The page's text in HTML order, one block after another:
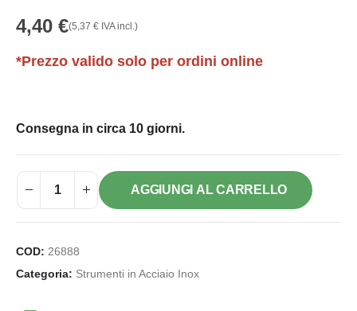
4,40 €(5,37 € IVA incl.)
*Prezzo valido solo per ordini online
Consegna in circa 10 giorni.
AGGIUNGI AL CARRELLO
COD: 26888
Categoria: Strumenti in Acciaio Inox